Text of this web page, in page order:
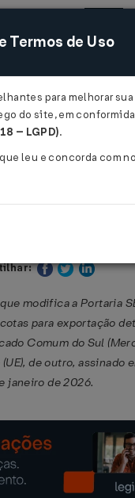
Acessar
Federal
DE 19/05/
modifica a Portaria
para exportação
Comum do Sul
de outro, assinado
janeiro de 2026.
Termos de Uso
para melhorar
do site, em
– LGPD).
leu e concorda com